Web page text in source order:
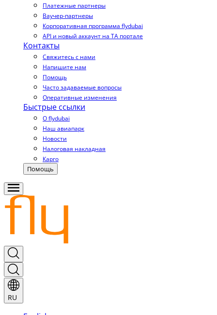
Платежные партнеры
Ваучер-партнеры
Корпоративная программа flydubai
API и новый аккаунт на TA портале
Контакты
Свяжитесь с нами
Напишите нам
Помощь
Часто задаваемые вопросы
Оперативные изменения
Быстрые ссылки
О flydubai
Наш авиапарк
Новости
Налоговая накладная
Карго
Помощь
RU